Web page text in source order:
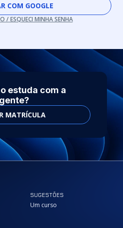
COM GOOGLE
/ ESQUECI MINHA SENHA
estuda com a
gente?
MATRÍCULA
SUGESTÕES
Um curso